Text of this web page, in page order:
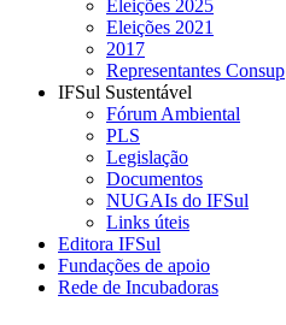
Eleições 2025
Eleições 2021
2017
Representantes Consup
IFSul Sustentável
Fórum Ambiental
PLS
Legislação
Documentos
NUGAIs do IFSul
Links úteis
Editora IFSul
Fundações de apoio
Rede de Incubadoras